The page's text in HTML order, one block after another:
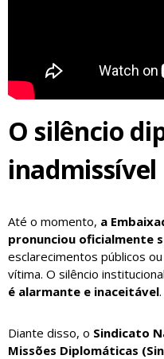
O silêncio
inadmissível
Até o momento, a
pronunciou oficialmente
esclarecimentos públicos
vítima. O silêncio
é alarmante e inaceitável.
Diante disso, o Sindicato
Missões Diplomáticas